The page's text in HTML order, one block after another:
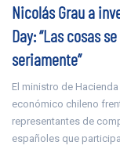
Nicolás Grau a
Day: “Las cosas
seriamente”
El ministro de
económico chileno
representantes de
españoles que